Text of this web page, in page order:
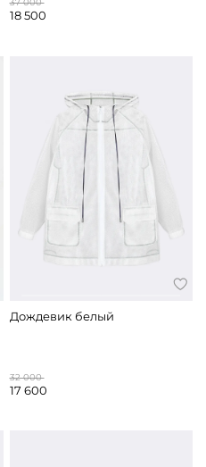
37 000
18 500
Дождевик белый
32 000
17 600